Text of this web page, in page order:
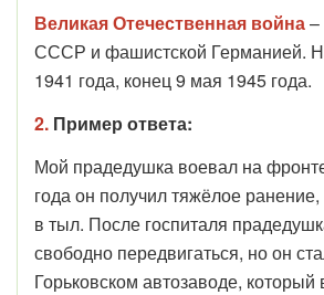
Великая Отечественная война–
СССР и фашистской Германией.
1941 года, конец 9 мая 1945 года.
2. Пример ответа:
Мой прадедушка воевал на
года он получил тяжёлое
в тыл. После госпиталя
свободно передвигаться, но он
Горьковском автозаводе, который